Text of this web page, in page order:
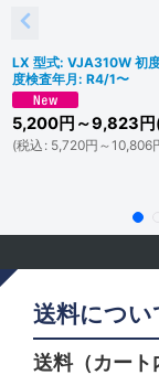
LX 型式: VJA310W 初
度検査年月: R4/1〜
5,200円 ～9,823 円
(税込 : 5,720円 ～10,806
送料につい
送料（カート